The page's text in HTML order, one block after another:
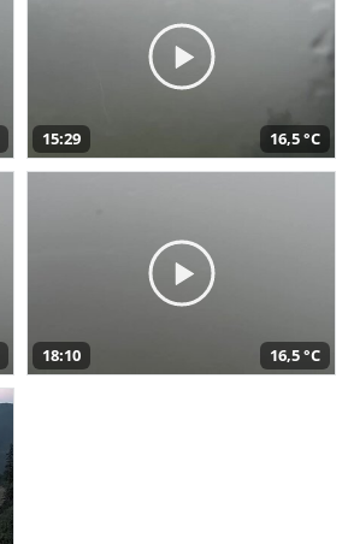
15:29 16,5 °C
18:10 16,5 °C